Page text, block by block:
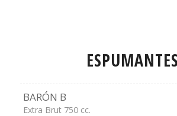
ESPUMANTES
BARÓN B
Extra Brut 750 cc.